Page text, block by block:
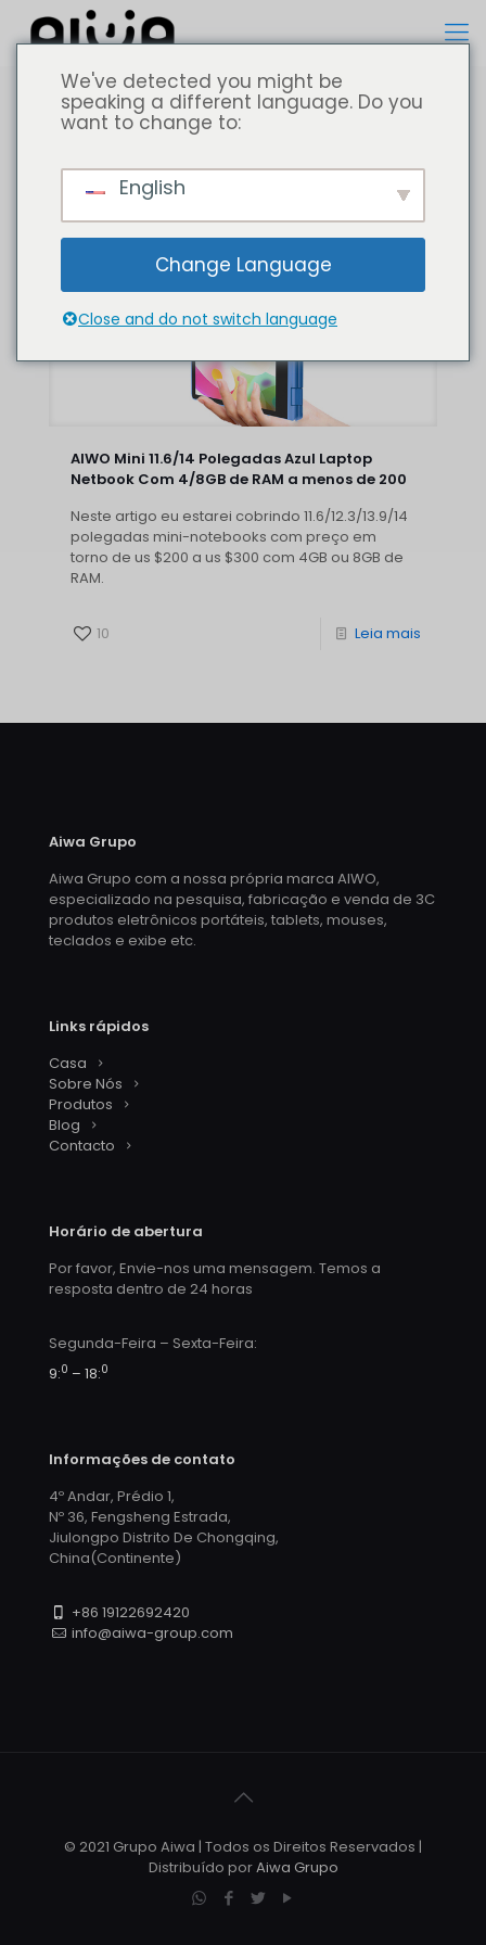
Todos Computador portátil
AIWO Mini 11.6/14 Polegadas Azul Laptop
Netbook Com 4/8GB de RAM a menos de 200
Neste artigo eu estarei cobrindo 11.6/12.3/13.9/14
polegadas mini-notebooks com preço em
torno de us $200 a us $300 com 4GB ou 8GB de
RAM.
10 Leia mais
Aiwa Grupo
Aiwa Grupo com a nossa própria marca AIWO,
especializado na pesquisa, fabricação e venda de 3C
produtos eletrônicos portáteis, tablets, mouses,
teclados e exibe etc.
Links rápidos
Casa
Sobre Nós
Produtos
Blog
Contacto
Horário de abertura
Por favor, Envie-nos uma mensagem. Temos a
resposta dentro de 24 horas
Segunda-Feira – Sexta-Feira:
9:0 – 18:0
Informações de contato
4º Andar, Prédio 1,
Nº 36, Fengsheng Estrada,
Jiulongpo Distrito De Chongqing,
China(Continente)
+86 19122692420
info@aiwa-group.com
© 2021 Grupo Aiwa | Todos os Direitos Reservados |
Distribuído porAiwa Grupo
We've detected you might be
speaking a different language. Do you
want to change to:
English
Change Language
Close and do not switch language